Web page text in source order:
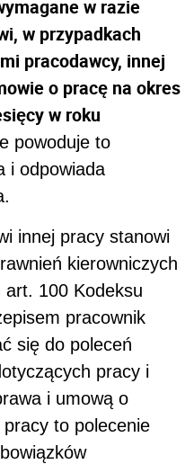
w razie
w przypadkach
pracodawcy, innej
o pracę na okres
w roku
powoduje to
i odpowiada
innej pracy stanowi
kierowniczych
art. 100 Kodeksu
pracownik
się do poleceń
pracy i
i umową o
to polecenie